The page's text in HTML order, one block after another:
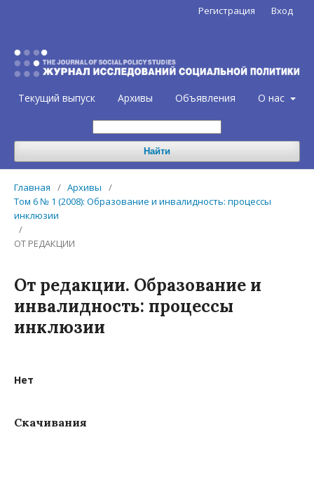
Текущий выпуск Архивы Объявления О нас
Найти
Регистрация Вход
Главная / Архивы
/
Том 6 № 1 (2008): Образование и инвалидность: процессы
инклюзии
/
ОТ РЕДАКЦИИ
От редакции. Образование и
инвалидность: процессы
инклюзии
Нет
Скачивания